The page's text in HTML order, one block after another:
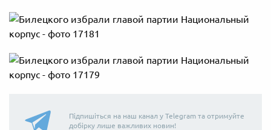
Підпишіться на наш канал у Telegram та отримуйте
добірку лише важливих новин!